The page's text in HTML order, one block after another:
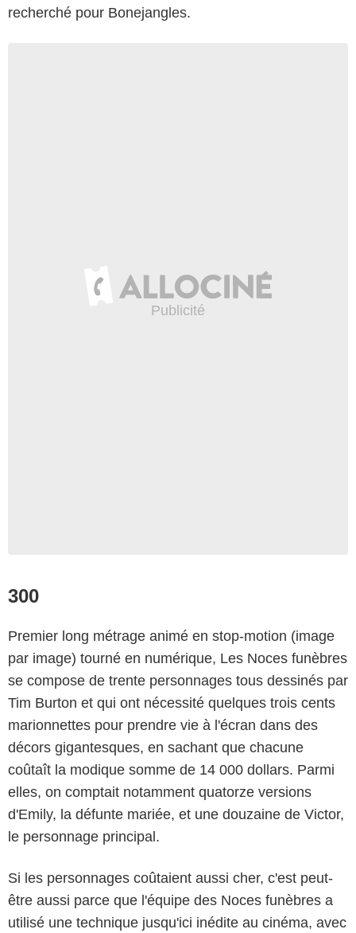
recherché pour Bonejangles.
300
Premier long métrage animé en stop-motion (image
par image) tourné en numérique, Les Noces funèbres
se compose de trente personnages tous dessinés par
Tim Burton et qui ont nécessité quelques trois cents
marionnettes pour prendre vie à l'écran dans des
décors gigantesques, en sachant que chacune
coûtaît la modique somme de 14 000 dollars. Parmi
elles, on comptait notamment quatorze versions
d'Emily, la défunte mariée, et une douzaine de Victor,
le personnage principal.
Si les personnages coûtaient aussi cher, c'est peut-
être aussi parce que l'équipe des Noces funèbres a
utilisé une technique jusqu'ici inédite au cinéma, avec